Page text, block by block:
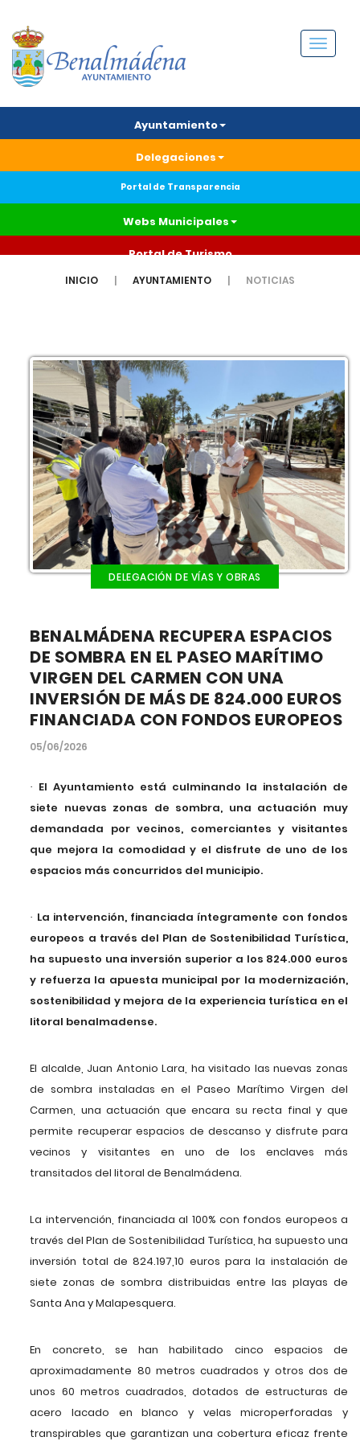
Menú
Ayuntamiento
Delegaciones
Portal de Transparencia
Webs Municipales
Portal de Turismo
INICIO AYUNTAMIENTO NOTICIAS
DELEGACIÓN DE VÍAS Y OBRAS
BENALMÁDENA RECUPERA ESPACIOS
DE SOMBRA EN EL PASEO MARÍTIMO
VIRGEN DEL CARMEN CON UNA
INVERSIÓN DE MÁS DE 824.000 EUROS
FINANCIADA CON FONDOS EUROPEOS
05/06/2026
· El Ayuntamiento está culminando la instalación de
siete nuevas zonas de sombra, una actuación muy
demandada por vecinos, comerciantes y visitantes
que mejora la comodidad y el disfrute de uno de los
espacios más concurridos del municipio.
· La intervención, financiada íntegramente con fondos
europeos a través del Plan de Sostenibilidad Turística,
ha supuesto una inversión superior a los 824.000 euros
y refuerza la apuesta municipal por la modernización,
sostenibilidad y mejora de la experiencia turística en el
litoral benalmadense.
El alcalde, Juan Antonio Lara, ha visitado las nuevas zonas
de sombra instaladas en el Paseo Marítimo Virgen del
Carmen, una actuación que encara su recta final y que
permite recuperar espacios de descanso y disfrute para
vecinos y visitantes en uno de los enclaves más
transitados del litoral de Benalmádena.
La intervención, financiada al 100% con fondos europeos a
través del Plan de Sostenibilidad Turística, ha supuesto una
inversión total de 824.197,10 euros para la instalación de
siete zonas de sombra distribuidas entre las playas de
Santa Ana y Malapesquera.
En concreto, se han habilitado cinco espacios de
aproximadamente 80 metros cuadrados y otros dos de
unos 60 metros cuadrados, dotados de estructuras de
acero lacado en blanco y velas microperforadas y
transpirables que garantizan una cobertura eficaz frente